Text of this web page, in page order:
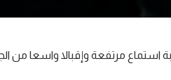
استماع مرتفعة وإقبالا واسعا من